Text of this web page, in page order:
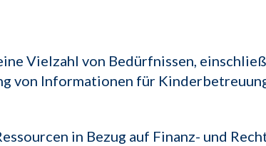
Vielzahl von Bedürfnissen,
von Informationen für
in Bezug auf Finanz- und